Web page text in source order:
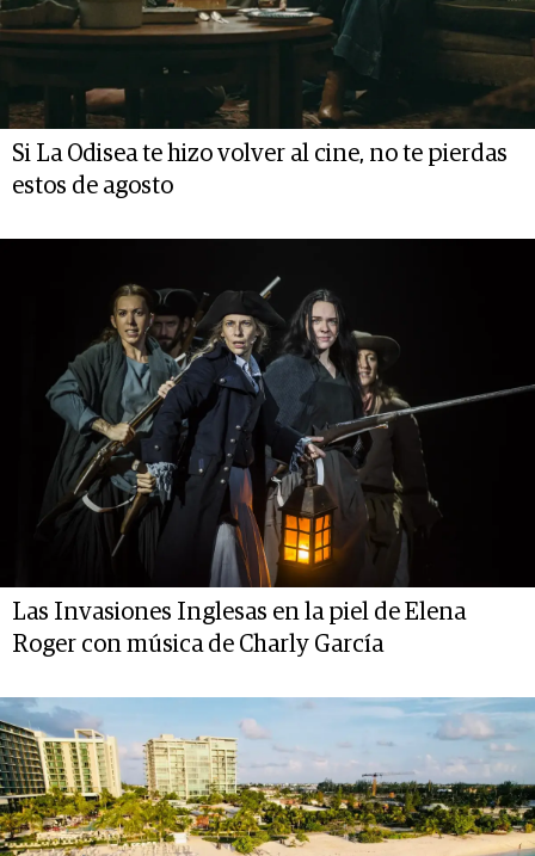
Si La Odisea te hizo volver al cine, no te pierdas
estos de agosto
Las Invasiones Inglesas en la piel de Elena
Roger con música de Charly García